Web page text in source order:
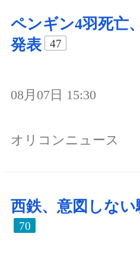
ペンギン4羽死亡
発表
47
08月07日 15:30
オリコンニュース
西鉄、意図しない
70